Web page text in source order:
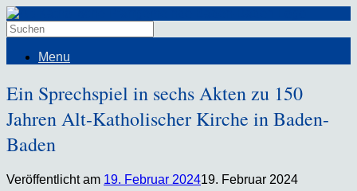
Menu
Ein Sprechspiel in sechs Akten zu 150
Jahren Alt-Katholischer Kirche in Baden-
Baden
Veröffentlicht am 19. Februar 202419. Februar 2024